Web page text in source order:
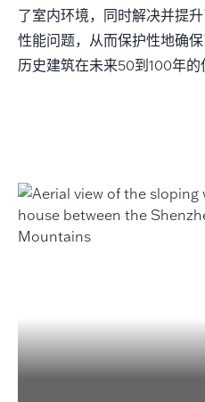
了室内环境，同时解决并提
性能问题，从而保护性地确
历史建筑在未来50到100年的